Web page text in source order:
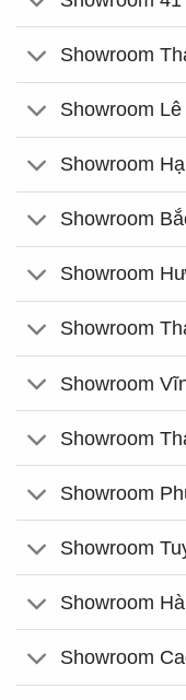
Showroom
Showroom
Showroom
Showroom
Showroom
Showroom
Showroom
Showroom
Showroom
Showroom
Showroom
Showroom